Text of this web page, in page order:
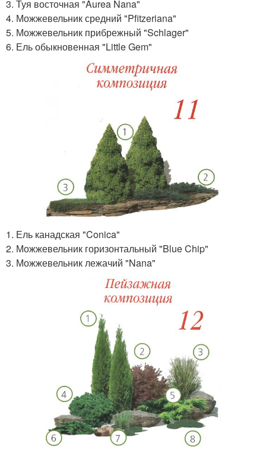
3. Туя восточная "Aurea Nana"
4. Можжевельник средний "Pfitzeriana"
5. Можжевельник прибрежный "Schlager"
6. Ель обыкновенная "Little Gem"
1. Ель канадская "Conica"
2. Можжевельник горизонтальный "Blue Chip"
3. Можжевельник лежачий "Nana"